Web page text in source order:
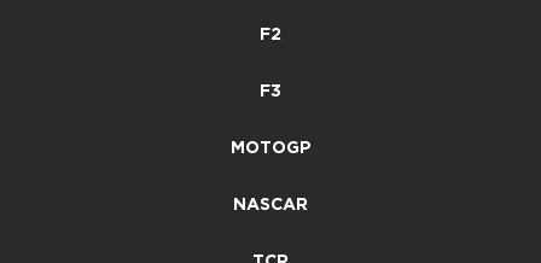
F2
F3
MOTOGP
NASCAR